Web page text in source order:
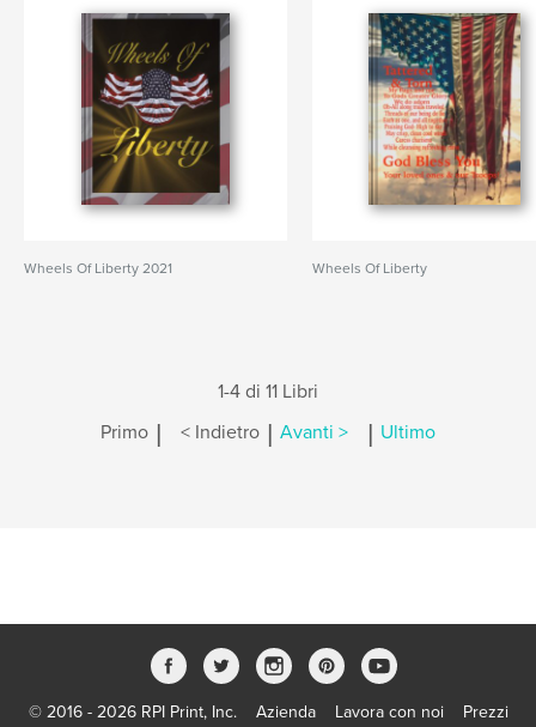
Wheels Of Liberty 2021 Wheels Of Liberty
1-4 di 11 Libri
Primo | < Indietro | Avanti > | Ultimo
© 2016 - 2026 RPI Print, Inc. Azienda Lavora con noi Prezzi